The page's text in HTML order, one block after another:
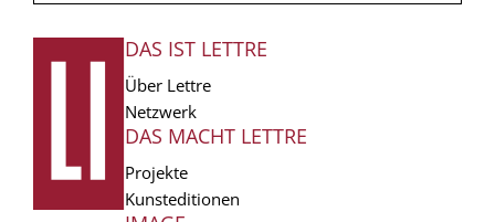
FUSSZEILE
DAS IST LETTRE
Über Lettre
Netzwerk
DAS MACHT LETTRE
Projekte
Kunsteditionen